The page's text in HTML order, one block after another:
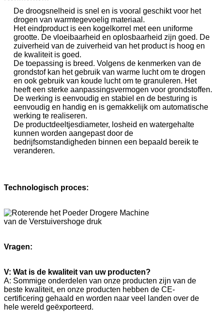
De droogsnelheid is snel en is vooral geschikt voor het
drogen van warmtegevoelig materiaal.
Het eindproduct is een kogelkorrel met een uniforme
grootte. De vloeibaarheid en oplosbaarheid zijn goed. De
zuiverheid van de zuiverheid van het product is hoog en
de kwaliteit is goed.
De toepassing is breed. Volgens de kenmerken van de
grondstof kan het gebruik van warme lucht om te drogen
en ook gebruik van koude lucht om te granuleren. Het
heeft een sterke aanpassingsvermogen voor grondstoffen.
De werking is eenvoudig en stabiel en de besturing is
eenvoudig en handig en is gemakkelijk om automatische
werking te realiseren.
De productdeeltjesdiameter, losheid en watergehalte
kunnen worden aangepast door de
bedrijfsomstandigheden binnen een bepaald bereik te
veranderen.
Technologisch proces:
Vragen:
V: Wat is de kwaliteit van uw producten?
A: Sommige onderdelen van onze producten zijn van de
beste kwaliteit, en onze producten hebben de CE-
certificering gehaald en worden naar veel landen over de
hele wereld geëxporteerd.